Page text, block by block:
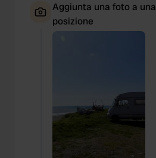
Aggiunta una foto a una
posizione